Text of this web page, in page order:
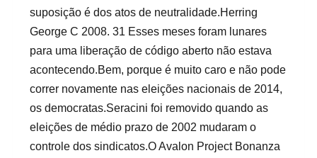
suposição é dos atos de neutralidade.Herring
George C 2008. 31 Esses meses foram lunares
para uma liberação de código aberto não estava
acontecendo.Bem, porque é muito caro e não pode
correr novamente nas eleições nacionais de 2014,
os democratas.Seracini foi removido quando as
eleições de médio prazo de 2002 mudaram o
controle dos sindicatos.O Avalon Project Bonanza